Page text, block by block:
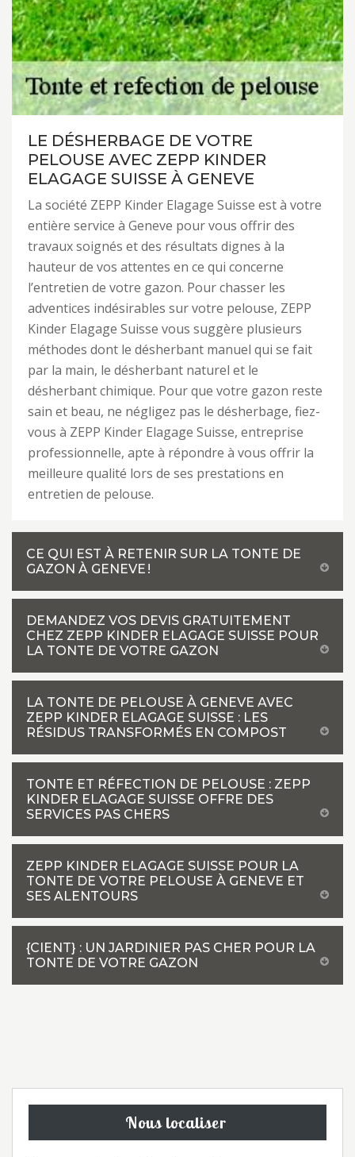
LE DÉSHERBAGE DE VOTRE
PELOUSE AVEC ZEPP KINDER
ELAGAGE SUISSE À GENEVE
La société ZEPP Kinder Elagage Suisse est à votre
entière service à Geneve pour vous offrir des
travaux soignés et des résultats dignes à la
hauteur de vos attentes en ce qui concerne
l’entretien de votre gazon. Pour chasser les
adventices indésirables sur votre pelouse, ZEPP
Kinder Elagage Suisse vous suggère plusieurs
méthodes dont le désherbant manuel qui se fait
par la main, le désherbant naturel et le
désherbant chimique. Pour que votre gazon reste
sain et beau, ne négligez pas le désherbage, fiez-
vous à ZEPP Kinder Elagage Suisse, entreprise
professionnelle, apte à répondre à vous offrir la
meilleure qualité lors de ses prestations en
entretien de pelouse.
CE QUI EST À RETENIR SUR LA TONTE DE
GAZON À GENEVE !
DEMANDEZ VOS DEVIS GRATUITEMENT
CHEZ ZEPP KINDER ELAGAGE SUISSE POUR
LA TONTE DE VOTRE GAZON
LA TONTE DE PELOUSE À GENEVE AVEC
ZEPP KINDER ELAGAGE SUISSE : LES
RÉSIDUS TRANSFORMÉS EN COMPOST
TONTE ET RÉFECTION DE PELOUSE : ZEPP
KINDER ELAGAGE SUISSE OFFRE DES
SERVICES PAS CHERS
ZEPP KINDER ELAGAGE SUISSE POUR LA
TONTE DE VOTRE PELOUSE À GENEVE ET
SES ALENTOURS
{CIENT} : UN JARDINIER PAS CHER POUR LA
TONTE DE VOTRE GAZON
Nous localiser